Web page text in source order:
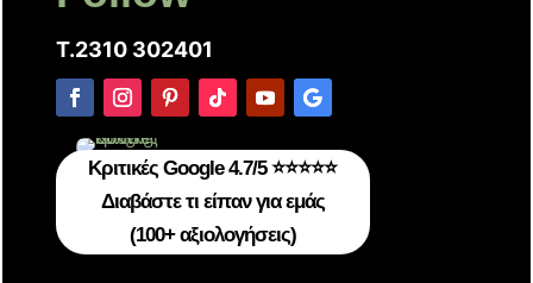
T.2310 302401
Κριτικές Google 4.7/5 ⭐⭐⭐⭐⭐
Διαβάστε τι είπαν για εμάς
(100+ αξιολογήσεις)